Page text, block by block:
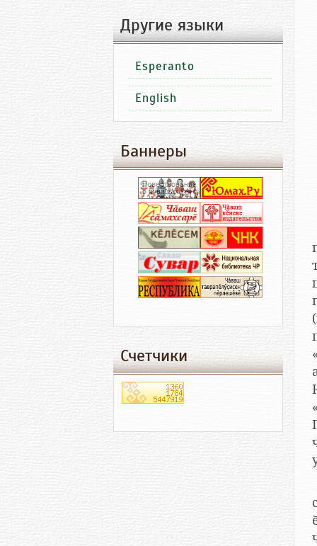
чеш
Другие языки
Esperanto
English
Баннеры
Счетчики